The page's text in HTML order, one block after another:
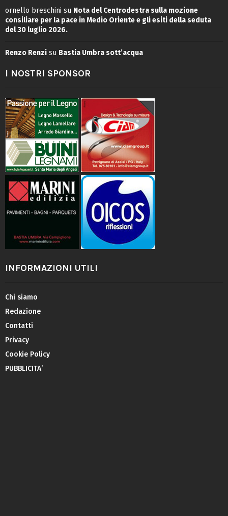
ornello breschini su Nota del Centrodestra sulla mozione
consiliare per la pace in Medio Oriente e gli esiti della seduta
del 30 luglio 2026.
Renzo Renzi su Bastia Umbra sott’acqua
I NOSTRI SPONSOR
INFORMAZIONI UTILI
Chi siamo
Redazione
Contatti
Privacy
Cookie Policy
PUBBLICITA’